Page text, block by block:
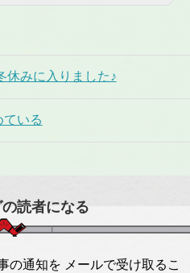
休みに入りました♪
ている
読者になる
の通知を メールで受け取るこ